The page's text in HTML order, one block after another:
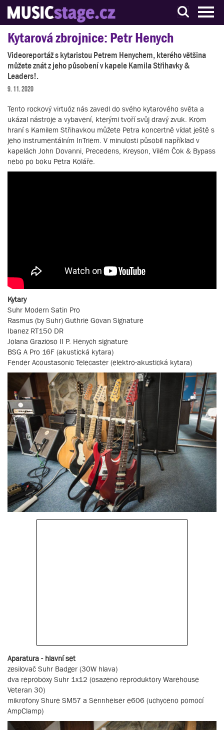
S muzikanty pro muzikanty
Kytarová zbrojnice: Petr Henych
Videoreportáž s kytaristou Petrem Henychem, kterého většina
můžete znát z jeho působení v kapele Kamila Střihavky &
Leaders!.
9. 11. 2020
Tento rockový virtuóz nás zavedl do svého kytarového světa a
ukázal nástroje a vybavení, kterými tvoří svůj dravý zvuk. Krom
hraní s Kamilem Střihavkou můžete Petra koncertně vídat ještě s
jeho instrumentálním InTriem. V minulosti působil například v
kapelách John Dovanni, Precedens, Kreyson, Vilém Čok & Bypass
nebo po boku Petra Koláře.
Kytary
Suhr Modern Satin Pro
Rasmus (by Suhr) Guthrie Govan Signature
Ibanez RT150 DR
Jolana Grazioso II P. Henych signature
BSG A Pro 16F (akustická kytara)
Fender Acoustasonic Telecaster (elektro-akustická kytara)
Aparatura - hlavní set
zesilovač Suhr Badger (30W hlava)
dva reproboxy Suhr 1x12 (osazeno reproduktory Warehouse
Veteran 30)
mikrofony Shure SM57 a Sennheiser e606 (uchyceno pomocí
AmpClamp)